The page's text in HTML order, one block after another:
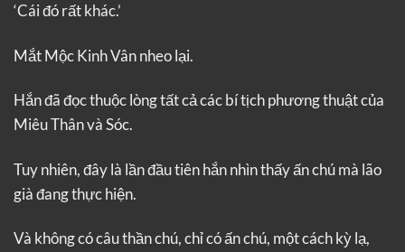
‘Cái đó rất khác.’
Mắt Mộc Kinh Vân nheo lại.
Hắn đã đọc thuộc lòng tất cả các bí tịch phương thuật của
Miêu Thân và Sóc.
Tuy nhiên, đây là lần đầu tiên hắn nhìn thấy ấn chú mà lão
già đang thực hiện.
Và không có câu thần chú, chỉ có ấn chú, một cách kỳ lạ,